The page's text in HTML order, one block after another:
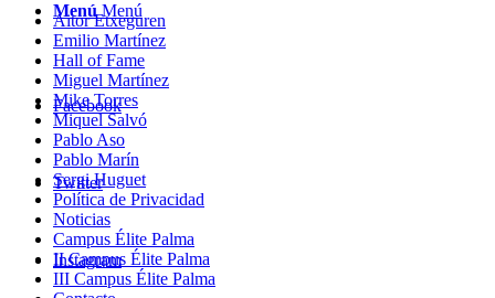
Menú Menú
Facebook
Twitter
Instagram
Aitor Etxeguren
Emilio Martínez
Hall of Fame
Miguel Martínez
Mike Torres
Miquel Salvó
Pablo Aso
Pablo Marín
Sergi Huguet
Política de Privacidad
Noticias
Campus Élite Palma
II Campus Élite Palma
III Campus Élite Palma